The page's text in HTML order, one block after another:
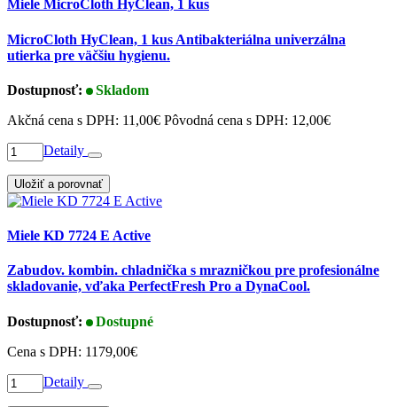
Miele MicroCloth HyClean, 1 kus
MicroCloth HyClean, 1 kus Antibakteriálna univerzálna
utierka pre väčšiu hygienu.
Dostupnosť:
Skladom
Akčná cena s DPH: 11,00€ Pôvodná cena s DPH: 12,00€
Detaily
Uložiť a porovnať
Miele KD 7724 E Active
Zabudov. kombin. chladnička s mrazničkou pre profesionálne
skladovanie, vďaka PerfectFresh Pro a DynaCool.
Dostupnosť:
Dostupné
Cena s DPH: 1179,00€
Detaily